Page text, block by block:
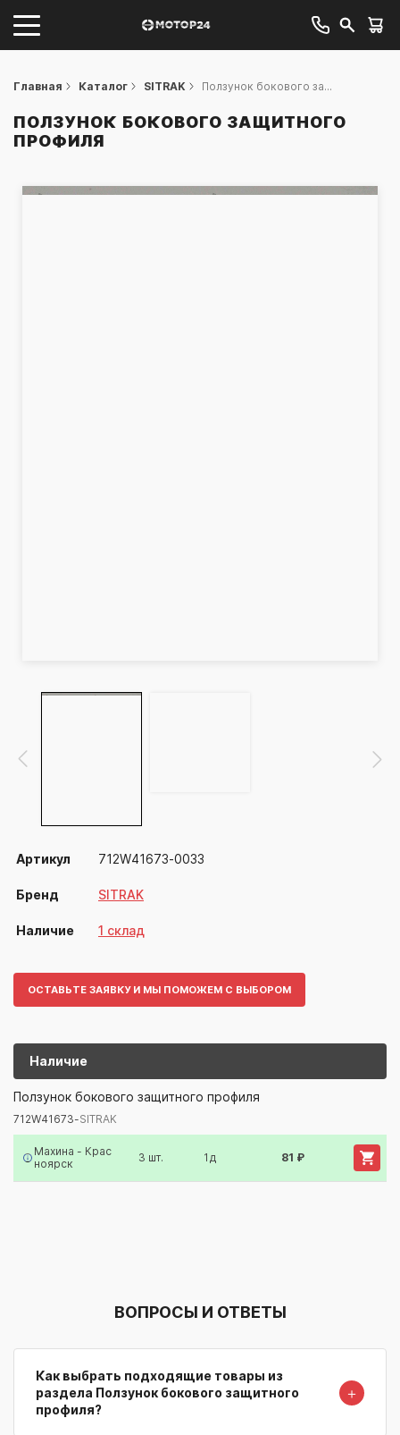
Главная Каталог SITRAK Ползунок бокового за...
ПОЛЗУНОК БОКОВОГО ЗАЩИТНОГО
ПРОФИЛЯ
Артикул 712W41673-0033
Бренд SITRAK
Наличие 1 склад
ОСТАВЬТЕ ЗАЯВКУ И МЫ ПОМОЖЕМ С ВЫБОРОМ
Наличие
Артикул/Бренд
712W41673-SITRAK
Ползунок бокового защитного профиля
712W41673-SITRAK
Махина - Крас
ноярск
3 шт. 1д 81 ₽
ВОПРОСЫ И ОТВЕТЫ
Как выбрать подходящие товары из
раздела Ползунок бокового защитного
профиля?
＋